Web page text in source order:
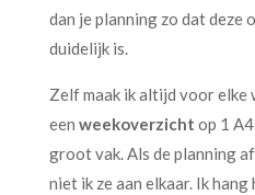
dan je planning zo dat deze
duidelijk is.
Zelf maak ik altijd voor elke
een weekoverzicht op 1
groot vak. Als de planning
niet ik ze aan elkaar. Ik